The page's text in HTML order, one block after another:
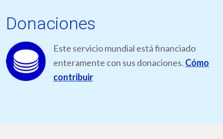
Donaciones
Este servicio mundial está financiado
enteramente con sus donaciones. Cómo
contribuir